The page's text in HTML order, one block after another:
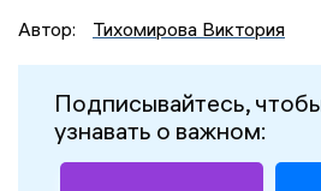
Автор:
Тихомирова Виктория
Подписывайтесь,
узнавать о важном: